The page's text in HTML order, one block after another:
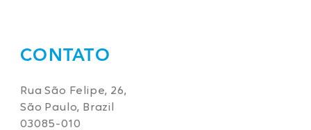
CONTATO
Rua São Felipe, 26,
São Paulo, Brazil
03085-010